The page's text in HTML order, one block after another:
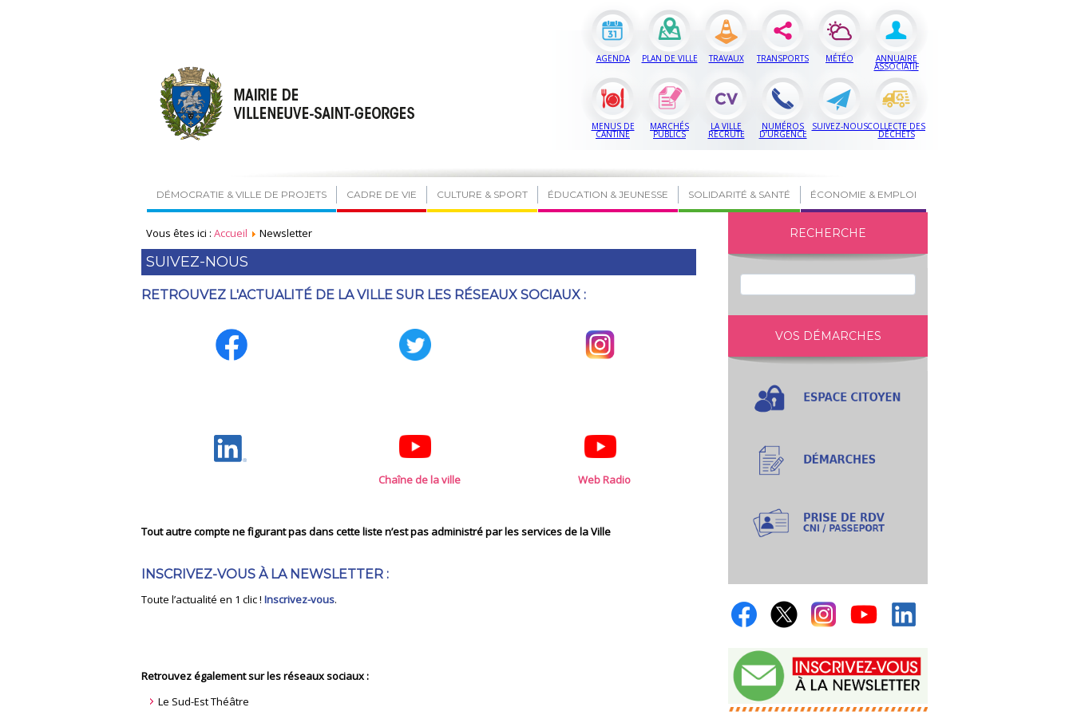
AGENDA PLAN DE VILLE TRAVAUX TRANSPORTS MÉTÉO ANNUAIRE
ASSOCIATIF
MENUS DE
CANTINE
MARCHÉS
PUBLICS
LA VILLE
RECRUTE
NUMÉROS
D’URGENCE
SUIVEZ-NOUSCOLLECTE DES
DÉCHETS
DÉMOCRATIE & VILLE DE PROJETS CADRE DE VIE CULTURE & SPORT ÉDUCATION & JEUNESSE SOLIDARITÉ & SANTÉ ÉCONOMIE & EMPLOI
Vous êtes ici : Accueil Newsletter
SUIVEZ-NOUS
RETROUVEZ L'ACTUALITÉ DE LA VILLE SUR LES RÉSEAUX SOCIAUX :
Chaîne de la ville Web Radio
Tout autre compte ne figurant pas dans cette liste n’est pas administré par les services de la Ville
INSCRIVEZ-VOUS À LA NEWSLETTER :
Toute l’actualité en 1 clic ! Inscrivez-vous.
Retrouvez également sur les réseaux sociaux :
Le Sud-Est Théâtre
RECHERCHE
VOS DÉMARCHES